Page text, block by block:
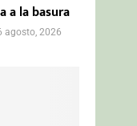
a la basura
agosto, 2026